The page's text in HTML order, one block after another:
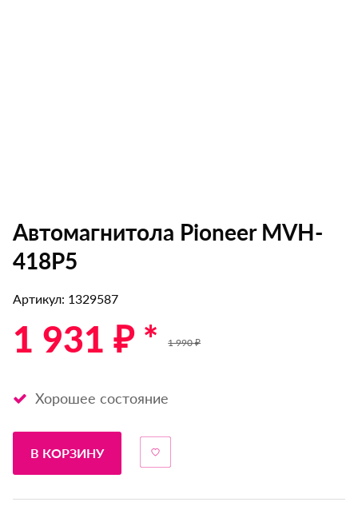
Автомагнитола Pioneer MVH-
418P5
Артикул: 1329587
1 931 ₽ * 1 990 ₽
Хорошее состояние
В КОРЗИНУ